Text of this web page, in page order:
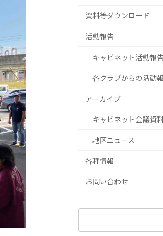
資料等ダウンロード
活動報告
キャビネット活動報
各クラブからの活動
アーカイブ
キャビネット会議資
地区ニュース
各種情報
お問い合わせ